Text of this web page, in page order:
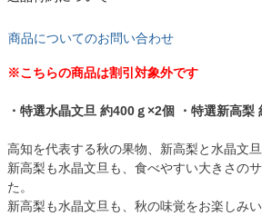
商品についてのお問い合わせ
※こちらの商品は割引対象外です
・特選水晶文旦 約400ｇ×2個 ・特選新高梨
高知を代表する秋の果物、新高梨と水晶文旦
新高梨も水晶文旦も、食べやすい大きさの
た。
新高梨も水晶文旦も、秋の味覚をお楽しみ